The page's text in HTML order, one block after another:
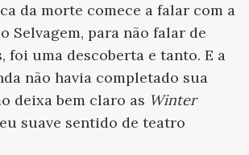
da morte comece a falar com a
Selvagem, para não falar de
foi uma descoberta e tanto. E a
não havia completado sua
deixa bem claro as Winter
suave sentido de teatro